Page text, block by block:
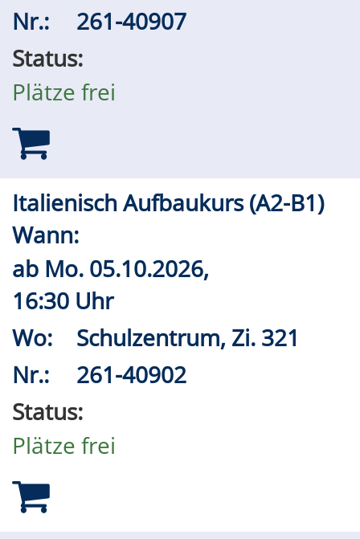
Nr.:
261-40907
Status:
Plätze frei
Italienisch Aufbaukurs (A2-B1)
Wann:
ab Mo. 05.10.2026,
16:30 Uhr
Wo:
Schulzentrum, Zi. 321
Nr.:
261-40902
Status:
Plätze frei